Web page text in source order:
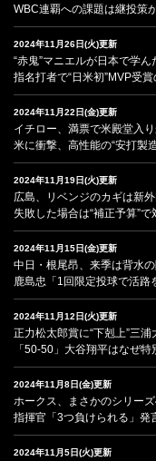
WBC連覇への課題は継投策
2024年11月26日(火)更新
“赤鬼”マニエルが日本で学ん
指名打者で“日米初”MVP受
2024年11月22日(金)更新
イチロー、満票で米殿堂入
米に衝撃、高性能の“安打製
2024年11月19日(火)更新
広島、リベンジのカギは新外
失敗した場合は“補正予算”で
2024年11月15日(金)更新
中日・根尾昂、来季は背水
鹿島忠「1回限定投球で活路
2024年11月12日(火)更新
正力松太郎賞に“下剋上”三浦
「50-50」大谷翔平はなぜ特
2024年11月8日(金)更新
ホークス、まさかのシリー
指揮官「3つ負けられる」発
2024年11月5日(火)更新